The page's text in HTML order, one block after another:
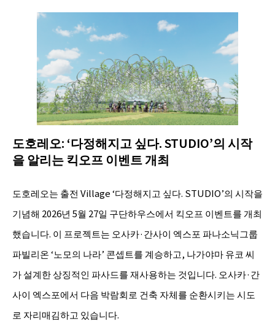
도호레오: ‘다정해지고 싶다. STUDIO’의 시작
을 알리는 킥오프 이벤트 개최
도호레오는 출전 Village ‘다정해지고 싶다. STUDIO’의 시작을
기념해 2026년 5월 27일 구단하우스에서 킥오프 이벤트를 개최
했습니다. 이 프로젝트는 오사카·간사이 엑스포 파나소닉그룹
파빌리온 ‘노모의 나라’ 콘셉트를 계승하고, 나가야마 유코 씨
가 설계한 상징적인 파사드를 재사용하는 것입니다. 오사카·간
사이 엑스포에서 다음 박람회로 건축 자체를 순환시키는 시도
로 자리매김하고 있습니다.